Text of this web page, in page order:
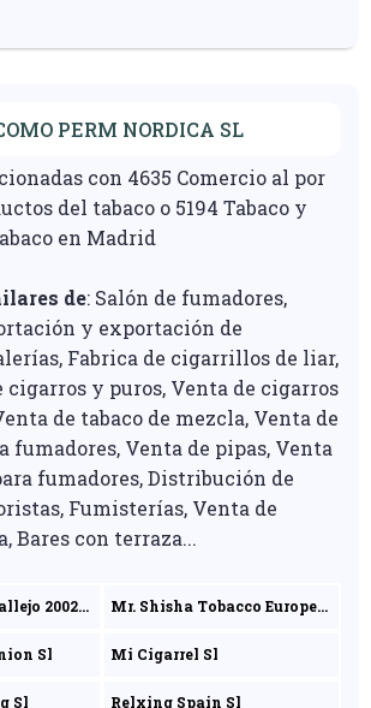
PERM NORDICA SL
con 4635 Comercio al por
del tabaco o 5194 Tabaco y
en Madrid
de: Salón de fumadores,
y exportación de
Fabrica de cigarrillos de liar,
cigarros y puros, Venta de cigarros
de tabaco de mezcla, Venta de
fumadores, Venta de pipas, Venta
fumadores, Distribución de
Fumisterías, Venta de
Bares con terraza...
2002
Mr. Shisha Tobacco Europe
Sl
Mi Cigarrel Sl
Sl Relxing Spain Sl